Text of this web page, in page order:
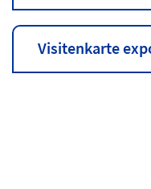
Visitenkarte